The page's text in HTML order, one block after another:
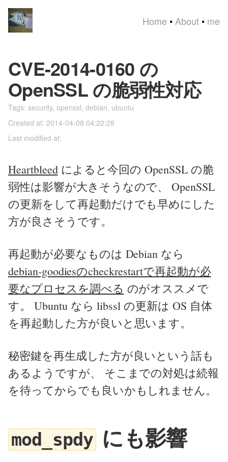
Home • About • me
CVE-2014-0160 の
OpenSSL の脆弱性対応
Tags: security, openssl, debian, ubuntu
Created at: 2014-04-08 04:22:28
Last modified at:
Heartbleedによると今回の OpenSSL の脆
弱性は影響が大きそうなので、 OpenSSL
の更新をして再起動だけでも早めにした
方が良さそうです。
再起動が必要なものは Debian なら
debian-goodiesのcheckrestartで再起動が必
要なプロセスを調べる のがオススメで
す。 Ubuntu なら libssl の更新は OS 自体
を再起動した方が良いと思います。
秘密鍵を再生成した方が良いという話も
あるようですが、 そこまでの対処は続報
を待ってからでも良いかもしれません。
mod_spdy にも影響